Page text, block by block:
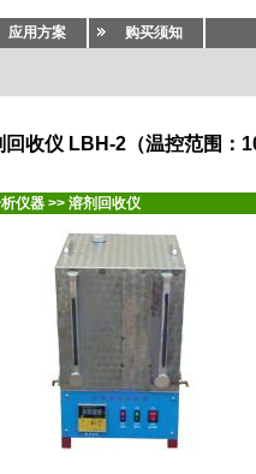
应用方案 购买须知
回收仪 LBH-2（温控范围：
仪器 >> 溶剂回收仪